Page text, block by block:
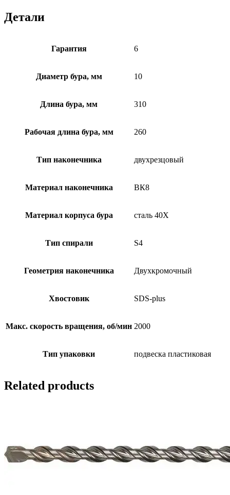
Детали
Гарантия 6
Диаметр бура, мм 10
Длина бура, мм 310
Рабочая длина бура, мм 260
Тип наконечника двухрезцовый
Материал наконечника ВК8
Материал корпуса бура сталь 40Х
Тип спирали S4
Геометрия наконечника Двухкромочный
Хвостовик SDS-plus
Макс. скорость вращения, об/мин 2000
Тип упаковки подвеска пластиковая
Related products